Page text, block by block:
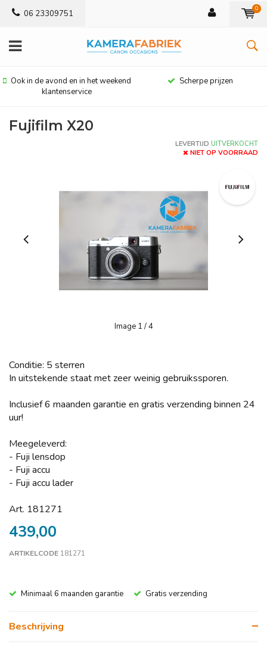
06 23309751 0
Ook in de avond en in het weekend
klantenservice
Scherpe prijzen
Fujifilm X20
LEVERTIJD UITVERKOCHT
NIET OP VOORRAAD
Image 1 / 4
Conditie: 5 sterren
In uitstekende staat met zeer weinig gebruikssporen.
Inclusief 6 maanden garantie en gratis verzending binnen 24
uur!
Meegeleverd:
- Fuji lensdop
- Fuji accu
- Fuji accu lader
Art. 181271
439,00
ARTIKELCODE 181271
Minimaal 6 maanden garantie Gratis verzending
Beschrijving